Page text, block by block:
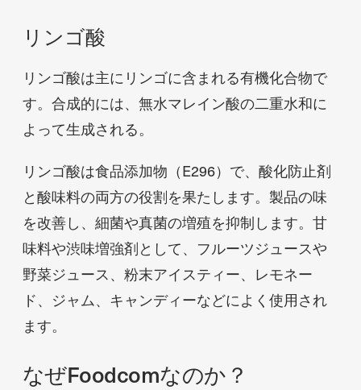
リンゴ酸
リンゴ酸は主にリンゴに含まれる有機化合物で
す。合成的には、無水マレイン酸の二重水和に
よって生成される。
リンゴ酸は食品添加物（E296）で、酸化防止剤
と酸味料の両方の役割を果たします。製品の味
を改善し、細菌や真菌の増殖を抑制します。甘
味料や渋味増強剤として、フルーツジュースや
野菜ジュース、粉末アイスティー、レモネー
ド、ジャム、キャンディーなどによく使用され
ます。
なぜFoodcomなのか？